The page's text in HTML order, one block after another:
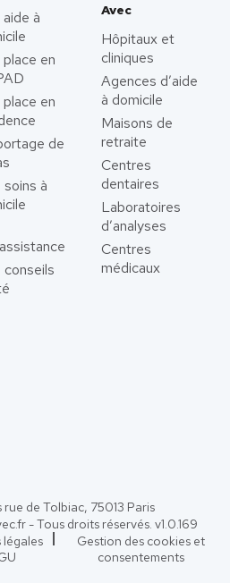
à
en
en
de
soins à
conseils
Avec
Hôpitaux et
cliniques
Agences d’aide
à domicile
Maisons de
retraite
Centres
dentaires
Laboratoires
d’analyses
Centres
médicaux
rue de Tolbiac, 75013 Paris
- Tous droits réservés. v1.0.169
Gestion des cookies et
consentements